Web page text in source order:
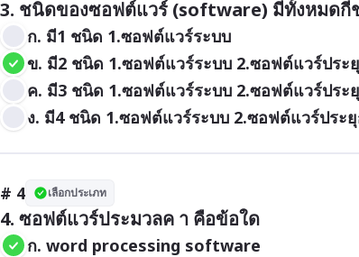
ก. มี1 ชนิด 1.ซอฟต์แวร์ระบบ
ข. มี2 ชนิด 1.ซอฟต์แวร์ระบบ 2.ซอฟต์แวร์ประ
ค. มี3 ชนิด 1.ซอฟต์แวร์ระบบ 2.ซอฟต์แวร์ปร
ง. มี4 ชนิด 1.ซอฟต์แวร์ระบบ 2.ซอฟต์แวร์ปร
# 4 เลือกประเภท
4. ซอฟต์แวร์ประมวลค า คือข้อใด
ก. word processing software